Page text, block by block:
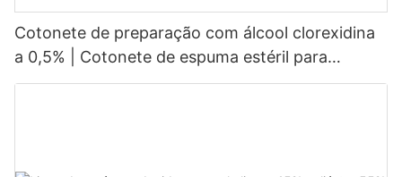
Cotonete de preparação com álcool clorexidina
a 0,5% | Cotonete de espuma estéril para
preparação da pele